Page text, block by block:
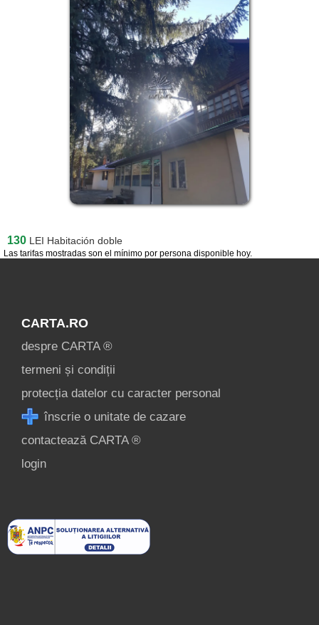
Las tarifas mostradas son el mínimo por persona disponible hoy.
130 LEI Habitación doble
CARTA.RO
despre CARTA ®
termeni și condiții
protecția datelor cu caracter personal
înscrie o unitate de cazare
contactează CARTA ®
login